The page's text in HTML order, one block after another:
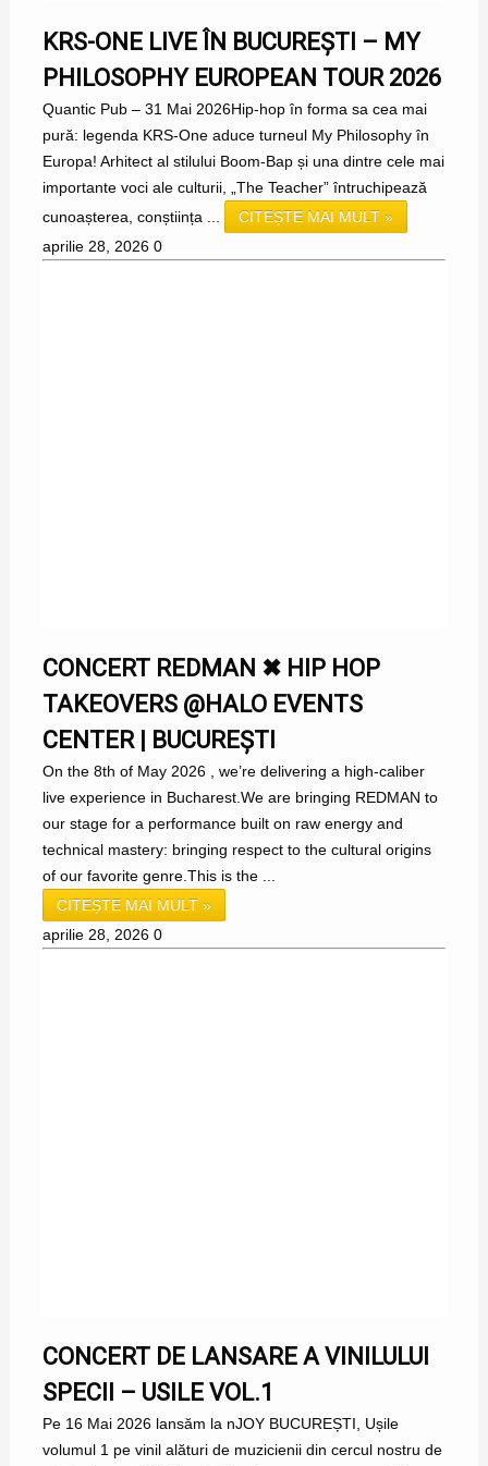
KRS-ONE LIVE ÎN BUCUREȘTI – MY
PHILOSOPHY EUROPEAN TOUR 2026
Quantic Pub – 31 Mai 2026Hip-hop în forma sa cea mai
pură: legenda KRS-One aduce turneul My Philosophy în
Europa! Arhitect al stilului Boom-Bap și una dintre cele mai
importante voci ale culturii, „The Teacher” întruchipează
cunoașterea, conștiința ...
CITEȘTE MAI MULT »
aprilie 28, 2026 0
CONCERT REDMAN ✖ HIP HOP
TAKEOVERS @HALO EVENTS
CENTER | BUCUREȘTI
On the 8th of May 2026 , we’re delivering a high-caliber
live experience in Bucharest.We are bringing REDMAN to
our stage for a performance built on raw energy and
technical mastery: bringing respect to the cultural origins
of our favorite genre.This is the ...
CITEȘTE MAI MULT »
aprilie 28, 2026 0
CONCERT DE LANSARE A VINILULUI
SPECII – USILE VOL.1
Pe 16 Mai 2026 lansăm la nJOY BUCUREȘTI, Ușile
volumul 1 pe vinil alături de muzicienii din cercul nostru de